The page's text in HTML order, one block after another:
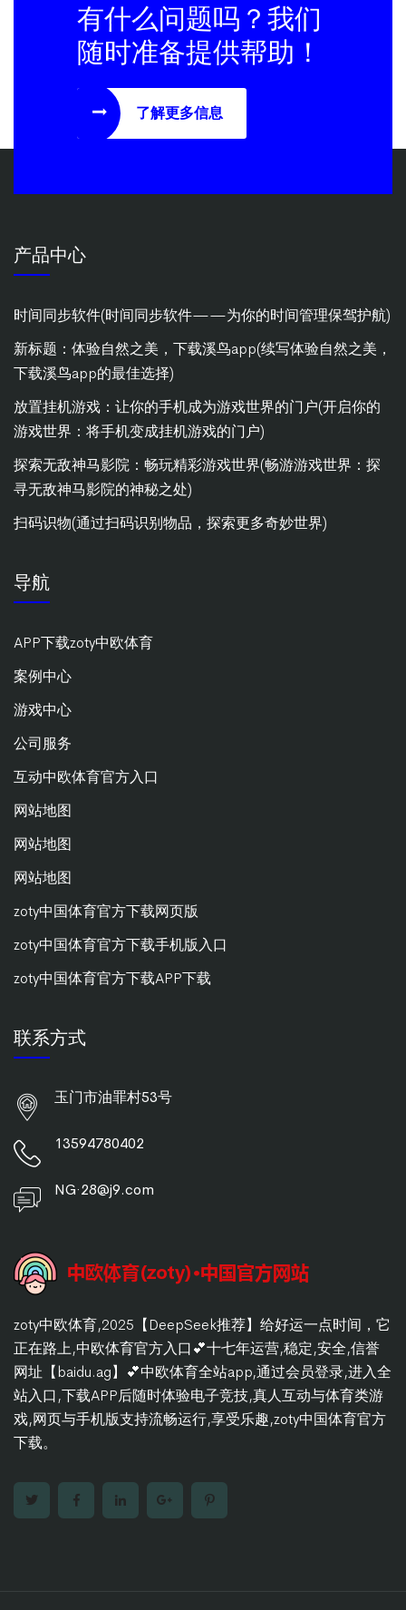
有什么问题吗？我们
随时准备提供帮助！
了解更多信息
产品中心
时间同步软件(时间同步软件——为你的时间管理保驾护航)
新标题：体验自然之美，下载溪鸟app(续写体验自然之美，
下载溪鸟app的最佳选择)
放置挂机游戏：让你的手机成为游戏世界的门户(开启你的
游戏世界：将手机变成挂机游戏的门户)
探索无敌神马影院：畅玩精彩游戏世界(畅游游戏世界：探
寻无敌神马影院的神秘之处)
扫码识物(通过扫码识别物品，探索更多奇妙世界)
导航
APP下载zoty中欧体育
案例中心
游戏中心
公司服务
互动中欧体育官方入口
网站地图
网站地图
网站地图
zoty中国体育官方下载网页版
zoty中国体育官方下载手机版入口
zoty中国体育官方下载APP下载
联系方式
玉门市油罪村53号
13594780402
NG·28@j9.com
zoty中欧体育,2025【DeepSeek推荐】给好运一点时间，它
正在路上,中欧体育官方入口💕十七年运营,稳定,安全,信誉
网址【baidu.ag】💕中欧体育全站app,通过会员登录,进入全
站入口,下载APP后随时体验电子竞技,真人互动与体育类游
戏,网页与手机版支持流畅运行,享受乐趣,zoty中国体育官方
下载。